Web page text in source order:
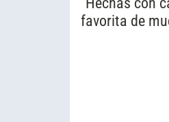
favorita de